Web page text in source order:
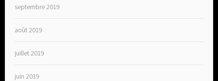
septembre 2019
août 2019
juillet 2019
juin 2019